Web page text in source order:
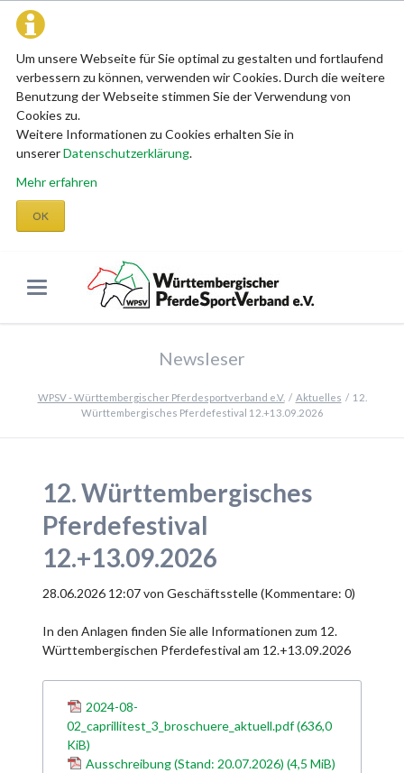
Um unsere Webseite für Sie optimal zu gestalten und fortlaufend
verbessern zu können, verwenden wir Cookies. Durch die weitere
Benutzung der Webseite stimmen Sie der Verwendung von
Cookies zu.
Weitere Informationen zu Cookies erhalten Sie in
unsererDatenschutzerklärung.
Mehr erfahren
OK
Newsleser
WPSV - Württembergischer Pferdesportverband e.V. Aktuelles
12.
Württembergisches Pferdefestival 12.+13.09.2026
12. Württembergisches
Pferdefestival
12.+13.09.2026
28.06.2026 12:07von Geschäftsstelle (Kommentare: 0)
In den Anlagen finden Sie alle Informationen zum 12.
Württembergischen Pferdefestival am 12.+13.09.2026
2024-08-
02_caprillitest_3_broschuere_aktuell.pdf(636,0
KiB)
Ausschreibung (Stand: 20.07.2026)(4,5 MiB)